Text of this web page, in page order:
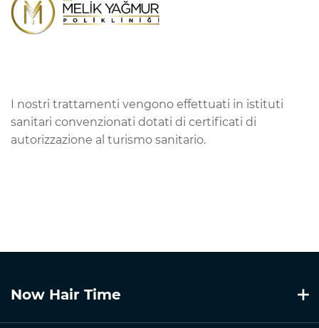
I nostri trattamenti vengono effettuati in istituti
sanitari convenzionati dotati di certificati di
autorizzazione al turismo sanitario.
Now Hair Time